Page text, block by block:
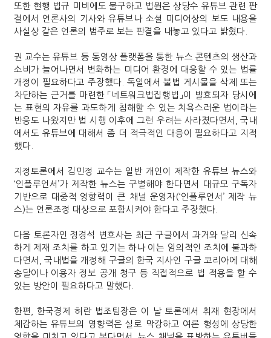
또한 현행 법규 미비에도 불구하고 법원은 상당수 유튜브 관련 판
결에서 언론사의 기사와 유튜브나 소셜 미디어상의 보도 내용을
사실상 같은 언론의 범주로 보는 판결을 내놓고 있다고 밝혔다.
권 교수는 유튜브 등 동영상 플랫폼을 통한 뉴스 콘텐츠의 생산과
소비가 늘어나면서 변화하는 미디어 환경에 대응할 수 있는 법률
개정이 필요하다고 주장했다. 독일에서 불법 게시물을 삭제 또는
차단하는 근거를 마련한 「네트워크법집행법」이 발효되자 당시에
는 표현의 자유를 과도하게 침해할 수 있는 치욕스러운 법이라는
반응도 나왔지만 법 시행 이후에 그런 우려는 사라졌다면서, 국내
에서도 유튜브에 대해서 좀 더 적극적인 대응이 필요하다고 지적
했다.
지정토론에서 김민정 교수는 일반 개인이 제작한 유튜브 뉴스와
‘인플루언서’가 제작한 뉴스는 구별해야 한다면서 대규모 구독자
기반으로 대중적 영향력이 큰 채널 운영자(‘인플루언서’ 제작 뉴
스)는 언론조정 대상으로 포함시켜야 한다고 주장했다.
다음 토론자인 정경석 변호사는 최근 구글에서 과거와 달리 신속
하게 제재 조치를 하고 있기는 하나 이는 임의적인 조치에 불과하
다면서, 국내법을 개정해 구글의 한국 지사인 구글 코리아에 대해
송달이나 이용자 정보 공개 청구 등 직접적으로 법 적용을 할 수
있는 방안이 필요하다고 말했다.
한편, 한국경제 허란 법조팀장은 이 날 토론에서 취재 현장에서
체감하는 유튜브의 영향력은 실로 막강하고 여론 형성에 상당한